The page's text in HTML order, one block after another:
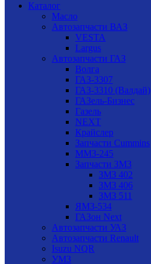
Каталог
Масло
Автозапчасти ВАЗ
VESTA
Largus
Автозапчасти ГАЗ
Волга
ГАЗ-3307
ГАЗ-3310 (Валдай)
ГАЗель-Бизнес
Газель
NEXT
Крайслер
Запчасти Cummins
ММЗ-245
Запчасти ЗМЗ
ЗМЗ 402
ЗМЗ 406
ЗМЗ 511
ЯМЗ-534
ГАЗон Next
Автозапчасти УАЗ
Автозапчасти Renault
Isuzu NQR
УМЗ